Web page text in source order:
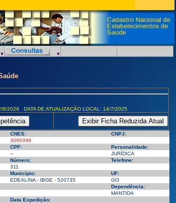
8/2026 DATA DE ATUALIZAÇÃO LOCAL: 14/7/2025
CNES:
CNPJ:
3090396
CPF:
Personalidade:
--
JURÍDICA
Número:
Telefone:
311
Município:
UF:
EDEALINA - IBGE - 520735
GO
Dependência:
MANTIDA
Data Expedição: